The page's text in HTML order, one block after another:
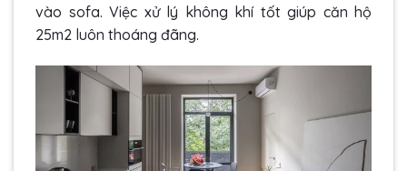
vào sofa. Việc xử lý không khí tốt giúp căn hộ
25m2 luôn thoáng đãng.